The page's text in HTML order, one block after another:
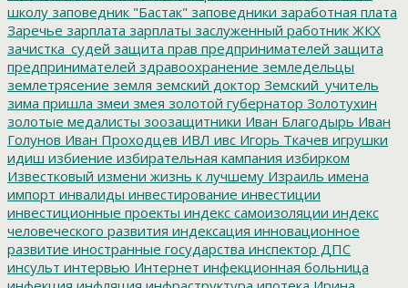
школу заповедник "Бастак" заповедники заработная плата
Заречье зарплата зарплаты заслуженный работник ЖКХ
зачистка_судей защита прав предпринимателей защита
предпринимателей здравоохранение земледельцы
землетрясение земля земский доктор Земский_учитель
зима пришла змеи змея золотой губернатор Золотухин
золотые медалисты зоозащитники Иван Благодырь Иван
Голунов Иван Проходцев ИВЛ ивс Игорь Ткачев игрушки
идиш избиение избирательная кампания избирком
Известковый измени жизнь к лучшему Израиль имена
импорт инвалиды инвестирование инвестиции
инвестиционные проекты индекс самоизоляции индекс
человеческого развития индексация инновационное
развитие иностранные государства инспектор ДПС
инсульт интервью Интернет инфекционная больница